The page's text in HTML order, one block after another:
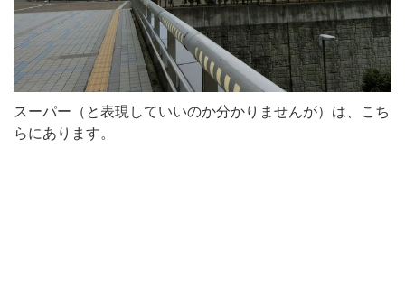
スーパー（と表現していいのか分かりませんが）は、こち
らにあります。